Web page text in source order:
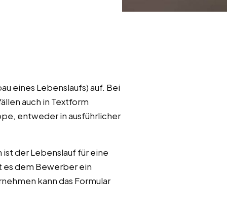
eines Lebenslaufs) auf. Bei
auch in Textform
entweder in ausführlicher
ist der Lebenslauf für eine
es dem Bewerber ein
kann das Formular